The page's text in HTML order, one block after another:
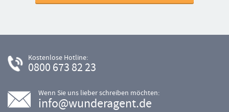
Kostenlose Hotline:
0800 673 82 23
Wenn Sie uns lieber schreiben möchten:
info@wunderagent.de